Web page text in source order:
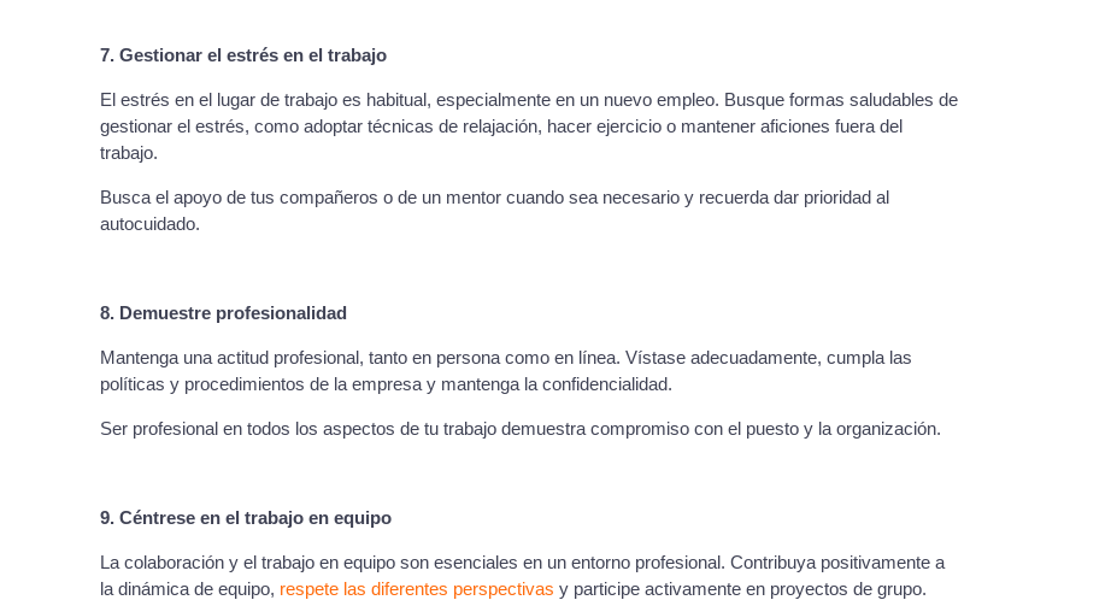
7. Gestionar el estrés en el trabajo
El estrés en el lugar de trabajo es habitual, especialmente en un nuevo empleo. Busque formas saludables de
gestionar el estrés, como adoptar técnicas de relajación, hacer ejercicio o mantener aficiones fuera del
trabajo.
Busca el apoyo de tus compañeros o de un mentor cuando sea necesario y recuerda dar prioridad al
autocuidado.
8. Demuestre profesionalidad
Mantenga una actitud profesional, tanto en persona como en línea. Vístase adecuadamente, cumpla las
políticas y procedimientos de la empresa y mantenga la confidencialidad.
Ser profesional en todos los aspectos de tu trabajo demuestra compromiso con el puesto y la organización.
9. Céntrese en el trabajo en equipo
La colaboración y el trabajo en equipo son esenciales en un entorno profesional. Contribuya positivamente a
la dinámica de equipo, respete las diferentes perspectivas y participe activamente en proyectos de grupo.